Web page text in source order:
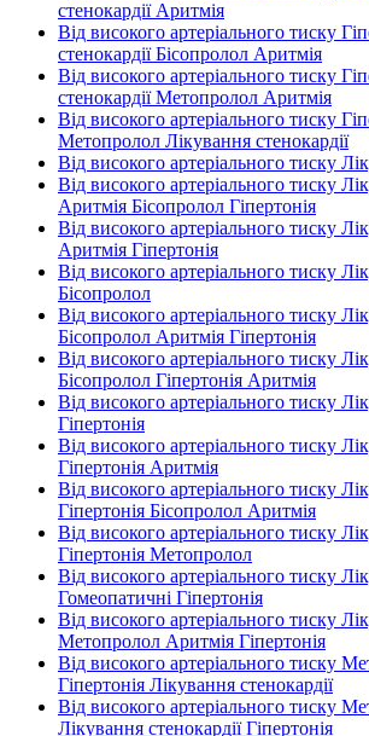
стенокардії Аритмія
Від високого артеріального тиску
стенокардії Бісопролол Аритмія
Від високого артеріального тиску
стенокардії Метопролол Аритмія
Від високого артеріального тиску
Метопролол Лікування стенокардії
Від високого артеріального тиску
Від високого артеріального тиску
Аритмія Бісопролол Гіпертонія
Від високого артеріального тиску
Аритмія Гіпертонія
Від високого артеріального тиску
Бісопролол
Від високого артеріального тиску
Бісопролол Аритмія Гіпертонія
Від високого артеріального тиску
Бісопролол Гіпертонія Аритмія
Від високого артеріального тиску
Гіпертонія
Від високого артеріального тиску
Гіпертонія Аритмія
Від високого артеріального тиску
Гіпертонія Бісопролол Аритмія
Від високого артеріального тиску
Гіпертонія Метопролол
Від високого артеріального тиску
Гомеопатичні Гіпертонія
Від високого артеріального тиску
Метопролол Аритмія Гіпертонія
Від високого артеріального тиску
Гіпертонія Лікування стенокардії
Від високого артеріального тиску
Лікування стенокардії Гіпертонія